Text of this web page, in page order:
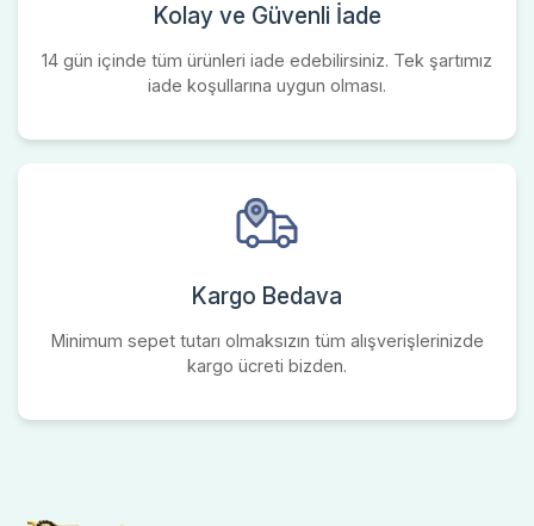
Kolay ve Güvenli İade
14 gün içinde tüm ürünleri iade edebilirsiniz. Tek şartımız
iade koşullarına uygun olması.
Kargo Bedava
Minimum sepet tutarı olmaksızın tüm alışverişlerinizde
kargo ücreti bizden.